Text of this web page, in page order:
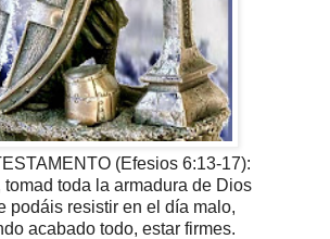
(Efesios 6:13-17):
tomad toda la armadura de Dios
podáis resistir en el día malo,
acabado todo, estar firmes.